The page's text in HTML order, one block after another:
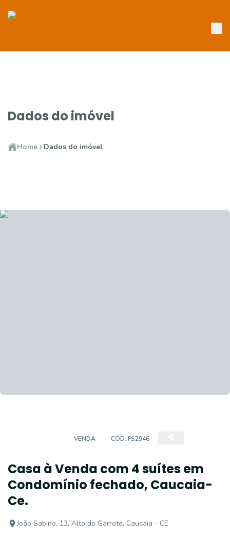
Dados do imóvel
Home Dados do imóvel
VENDA CÓD: FS2946
Casa à Venda com 4 suítes em
Condomínio fechado, Caucaia-
Ce.
João Sabino, 13, Alto do Garrote, Caucaia - CE